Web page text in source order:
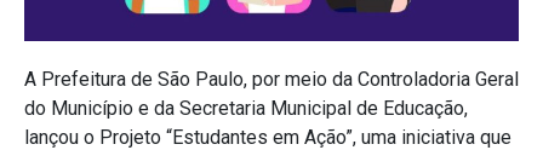
A Prefeitura de São Paulo, por meio da Controladoria Geral
do Município e da Secretaria Municipal de Educação,
lançou o Projeto “Estudantes em Ação”, uma iniciativa que